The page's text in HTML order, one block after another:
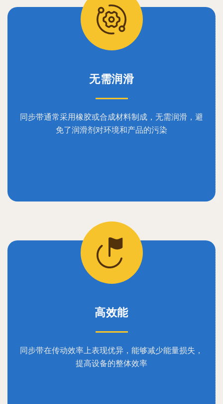
无需润滑
同步带通常采用橡胶或合成材料制成，无需润滑，避
免了润滑剂对环境和产品的污染
高效能
同步带在传动效率上表现优异，能够减少能量损失，
提高设备的整体效率